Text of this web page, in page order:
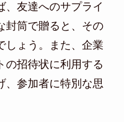
、友達へのサプライ
封筒で贈ると、その
しょう。また、企業
の招待状に利用する
、参加者に特別な思